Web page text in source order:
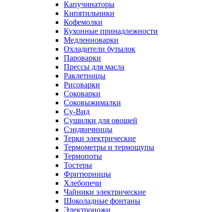
Капучинаторы
Кипятильники
Кофемолки
Кухонные принадлежности
Медленноварки
Охладители бутылок
Пароварки
Прессы для масла
Раклетницы
Рисоварки
Соковарки
Соковыжималки
Су-Вид
Сушилки для овощей
Сэндвичницы
Терки электрические
Термометры и термощупы
Термопоты
Тостеры
Фритюрницы
Хлебопечи
Чайники электрические
Шоколадные фонтаны
Электроножи